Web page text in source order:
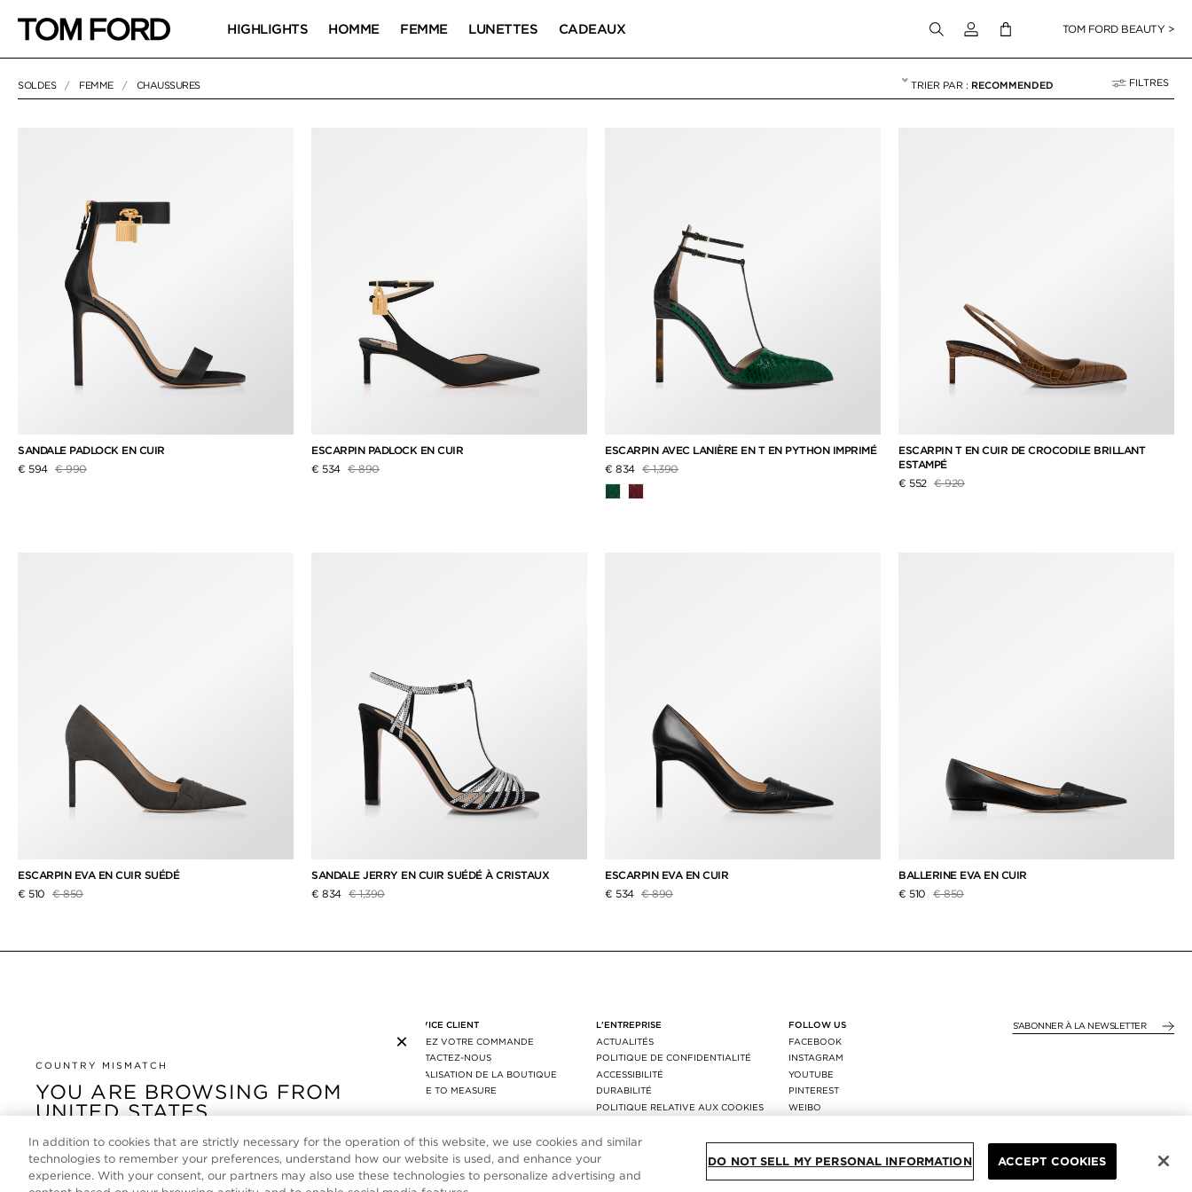
HIGHLIGHTS HOMME FEMME LUNETTES CADEAUX Connectez-vous à votre compte
TOM FORD BEAUTY >
SOLDES FEMME CHAUSSURES RECOMMENDED FILTRES
NULL "CHAUSSURES"
SANDALE PADLOCK EN CUIR
€ 594 Prix réduit de
€ 990à
ESCARPIN PADLOCK EN CUIR
€ 534 Prix réduit de
€ 890à
ESCARPIN AVEC LANIÈRE EN T EN PYTHON IMPRIMÉ
€ 834 Prix réduit de
€ 1,390à
ESCARPIN T EN CUIR DE CROCODILE BRILLANT
ESTAMPÉ
€ 552 Prix réduit de
€ 920à
ESCARPIN EVA EN CUIR SUÉDÉ
€ 510 Prix réduit de
€ 850à
SANDALE JERRY EN CUIR SUÉDÉ À CRISTAUX
€ 834 Prix réduit de
€ 1,390à
ESCARPIN EVA EN CUIR
€ 534 Prix réduit de
€ 890à
BALLERINE EVA EN CUIR
€ 510 Prix réduit de
€ 850à
×
COUNTRY MISMATCH
YOU ARE BROWSING FROM
UNITED STATES
It looks like you are visiting us from United States, but
you are currently browsing our France store. Would you
like to be redirected to your local site?
SERVICE CLIENT
SUIVEZ VOTRE COMMANDE
CONTACTEZ-NOUS
LOCALISATION DE LA BOUTIQUE
MADE TO MEASURE
AGEC
L’ENTREPRISE
ACTUALITÉS
POLITIQUE DE CONFIDENTIALITÉ
ACCESSIBILITÉ
DURABILITÉ
POLITIQUE RELATIVE AUX COOKIES
FOLLOW US
FACEBOOK
INSTAGRAM
YOUTUBE
PINTEREST
WEIBO
REGION: FRANCE
PLAN DU SITE
In addition to cookies that are strictly necessary for the operation of this website, we use cookies and similar
technologies to remember your preferences, understand how our website is used, and enhance your
experience. With your consent, our partners may also use these technologies to personalize advertising and
DO NOT SELL MY PERSONAL INFORMATION ACCEPT COOKIES